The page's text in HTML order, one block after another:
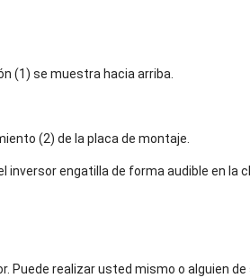
(1) se muestra hacia arriba.
(2) de la placa de montaje.
inversor engatilla de forma audible en la
Puede realizar usted mismo o alguien